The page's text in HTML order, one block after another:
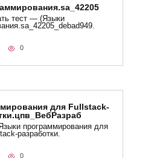
тест — (Языки
0
для Fullstack-
программирования для
разработки.
0